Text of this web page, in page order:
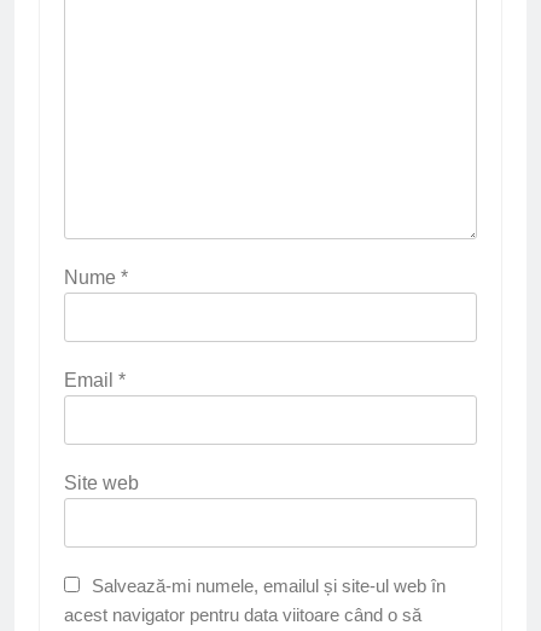
Nume *
Email *
Site web
Salvează-mi numele, emailul și site-ul web în
acest navigator pentru data viitoare când o să